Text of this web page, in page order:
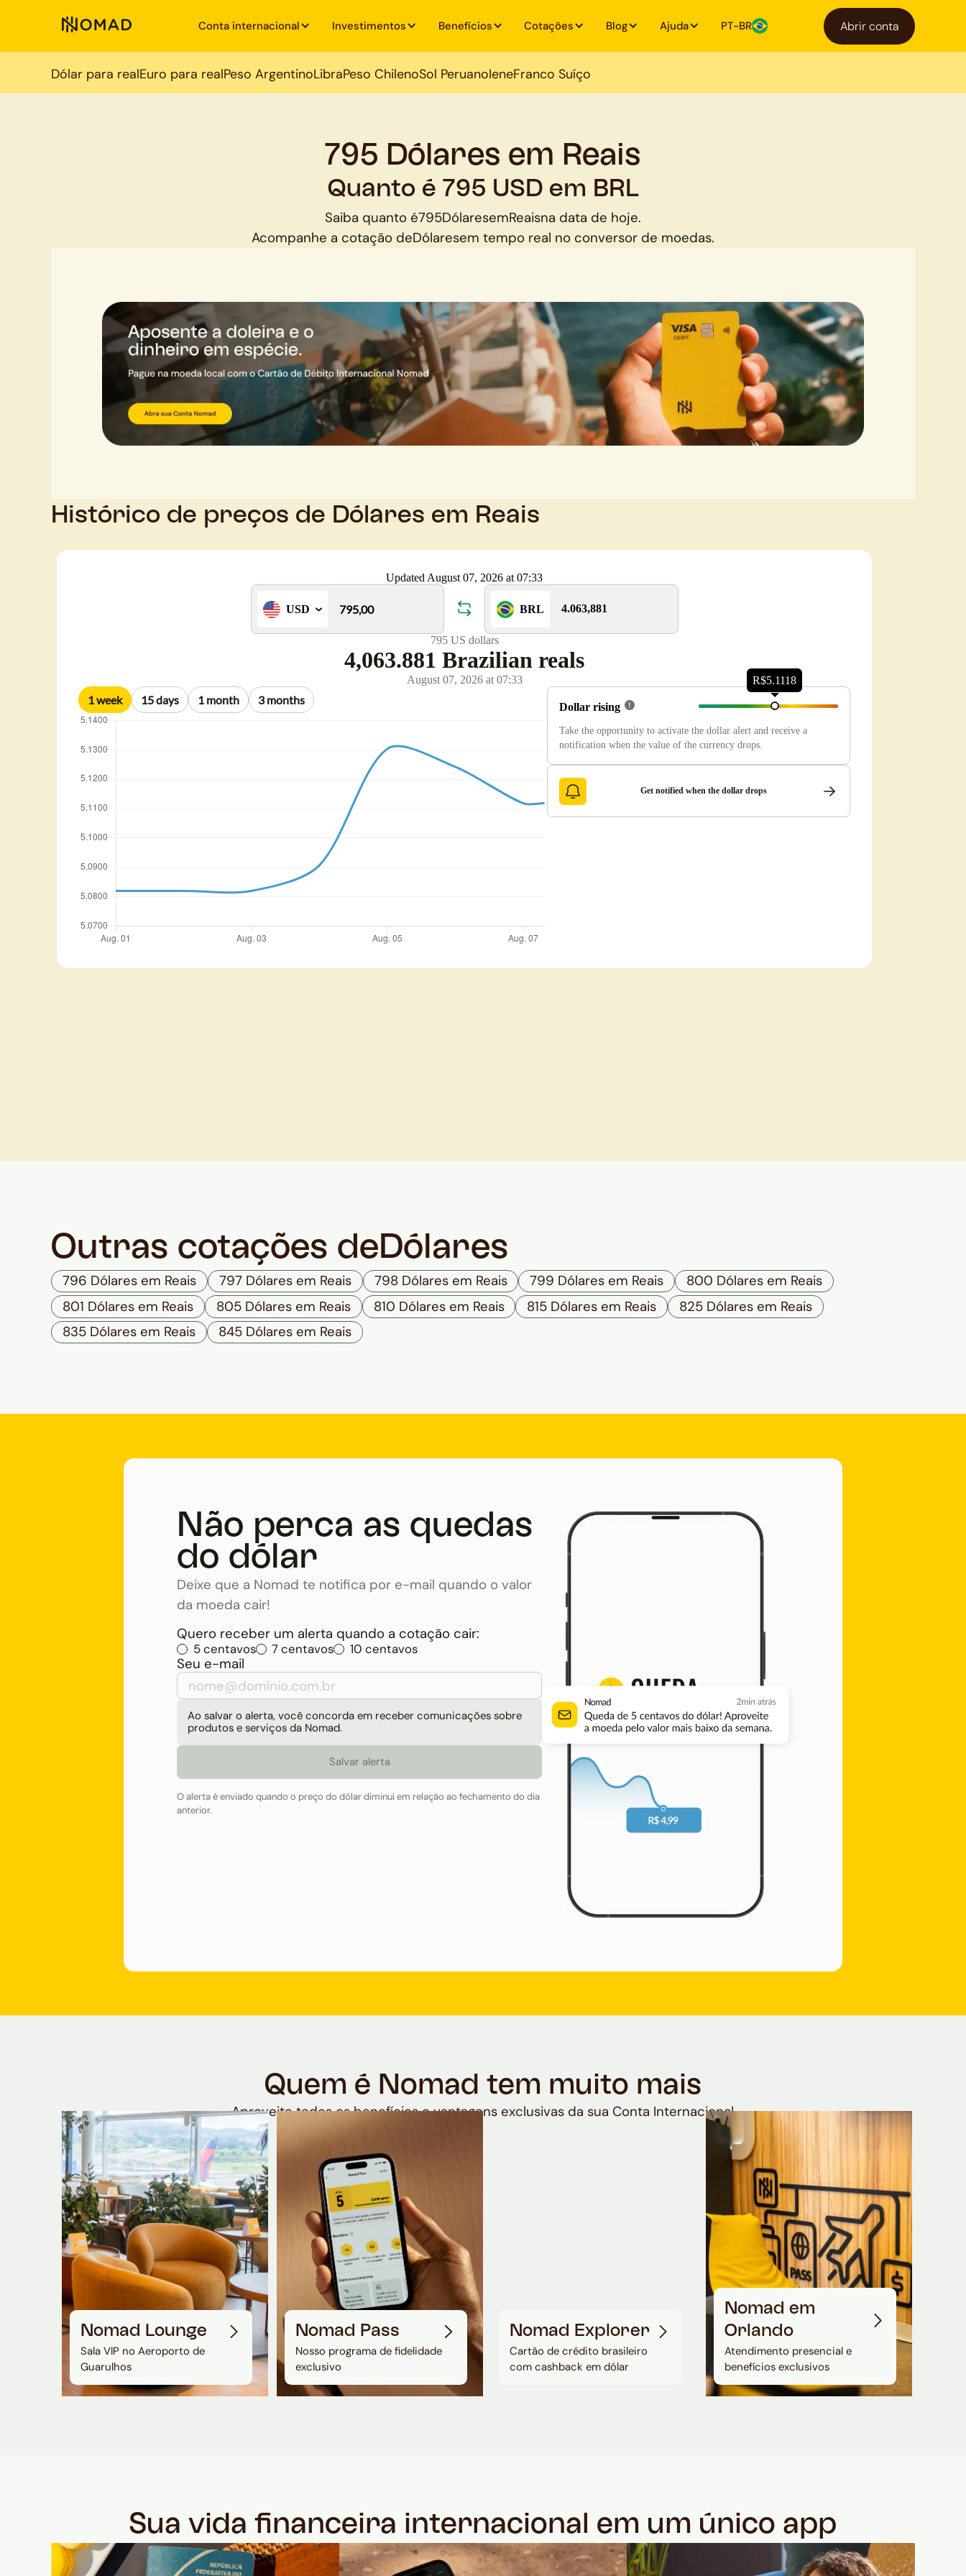
Conta internacional Investimentos Benefícios Cotações Blog Ajuda PT-BR Abrir conta
Dólar para realEuro para realPeso ArgentinoLibraPeso ChilenoSol PeruanoIeneFranco Suíço
795 Dólares em Reais
Quanto é 795 USD em BRL
Saiba quanto é795DólaresemReaisna data de hoje.
Acompanhe a cotação deDólaresem tempo real no conversor de moedas.
Histórico de preços de Dólares em Reais
Outras cotações de Dólares
796 Dólares em Reais 797 Dólares em Reais 798 Dólares em Reais 799 Dólares em Reais
800 Dólares em Reais
801 Dólares em Reais
805 Dólares em Reais 810 Dólares em Reais 815 Dólares em Reais
825 Dólares em Reais
835 Dólares em Reais
845 Dólares em Reais
Não perca as quedas
do dólar
Deixe que a Nomad te notifica por e-mail quando o valor
da moeda cair!
Quero receber um alerta quando a cotação cair:
5 centavos 7 centavos 10 centavos
Seu e-mail
Ao salvar o alerta, você concorda em receber comunicações sobre
produtos e serviços da Nomad.
O alerta é enviado quando o preço do dólar diminui em relação ao fechamento do dia
anterior.
Quem é Nomad tem muito mais
Aproveite todos os benefícios e vantagens exclusivas da sua Conta Internacional
Nomad Lounge
Sala VIP no Aeroporto de
Guarulhos
Nomad Pass
Nosso programa de fidelidade
exclusivo
Nomad Explorer
Cartão de crédito brasileiro
com cashback em dólar
Nomad em
Orlando
Atendimento presencial e
benefícios exclusivos
Sua vida financeira internacional em um único app